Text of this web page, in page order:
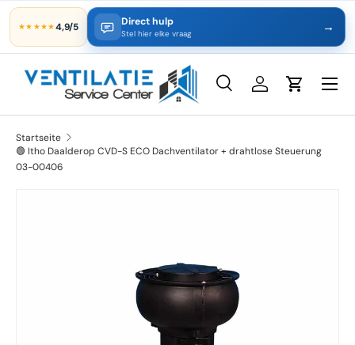
Direkt zum Inhalt
★★★★★4,9/5 Direct hulp
Stel hier elke vraag →
Suchen
Art
SucheEinloggen
Startseite
🟢 Itho Daalderop CVD-S ECO Dachventilator + drahtlose Steuerung
03-00406